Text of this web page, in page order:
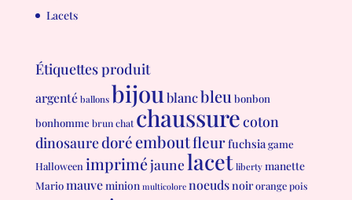
Lacets
Étiquettes produit
argenté ballons bijou blancbleu bonbon
bonhomme brun chat chaussurecoton
dinosauredoré emboutfleurfuchsiagame
Halloween impriméjaunelacet liberty manette
Mariomauveminion multicolore noeudsnoirorange pois